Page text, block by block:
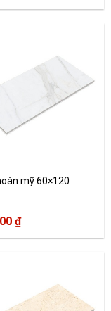
mỹ 60×120
₫